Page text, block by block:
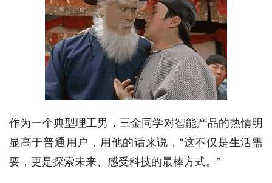
作为一个典型理工男，三金同学对智能产品的热情明
显高于普通用户，用他的话来说，“这不仅是生活需
要，更是探索未来、感受科技的最棒方式。”